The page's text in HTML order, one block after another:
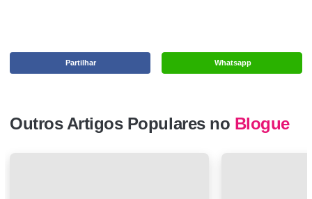
Whatsapp
Partilhar
Outros Artigos Populares no Blogue